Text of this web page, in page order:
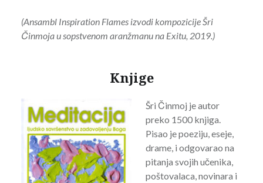
(Ansambl Inspiration Flames izvodi kompozicije Šri
Činmoja u sopstvenom aranžmanu na Exitu, 2019.)
Knjige
Šri Činmoj je autor
preko 1500 knjiga.
Pisao je poeziju, eseje,
drame, i odgovarao na
pitanja svojih učenika,
poštovalaca, novinara i